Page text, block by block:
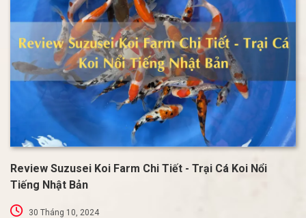
Review Suzusei Koi Farm Chi Tiết - Trại Cá Koi Nổi
Tiếng Nhật Bản
30 Tháng 10, 2024